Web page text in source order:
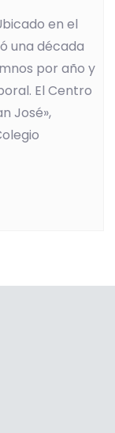
en el
una década
por año y
El Centro
José»,